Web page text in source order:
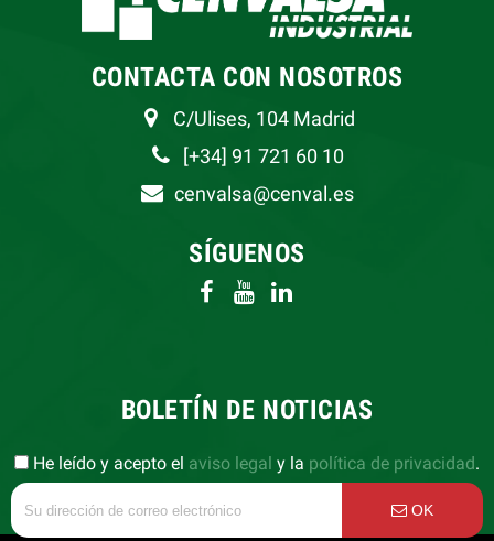
CONTACTA CON NOSOTROS
C/Ulises, 104 Madrid
[+34] 91 721 60 10
cenvalsa@cenval.es
SÍGUENOS
BOLETÍN DE NOTICIAS
He leído y acepto el aviso legal y la política de privacidad.
OK